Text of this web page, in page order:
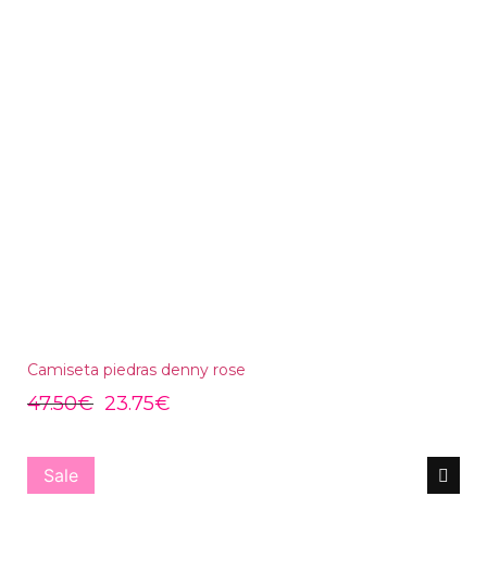
Camiseta piedras denny rose
47.50€ 23.75€
Sale